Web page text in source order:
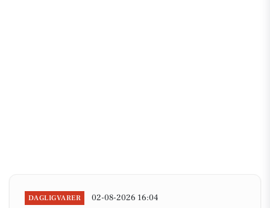
DAGLIGVARER 02-08-2026 16:04